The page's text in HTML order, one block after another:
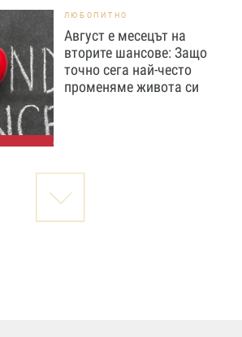
ЛЮБОПИТНО
Август е месецът на
вторите шансове: Защо
точно сега най-често
променяме живота си